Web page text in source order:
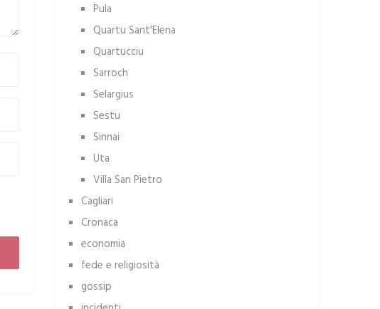
Pula
Quartu Sant'Elena
Quartucciu
Sarroch
Selargius
Sestu
Sinnai
Uta
Villa San Pietro
Cagliari
Cronaca
economia
fede e religiosità
gossip